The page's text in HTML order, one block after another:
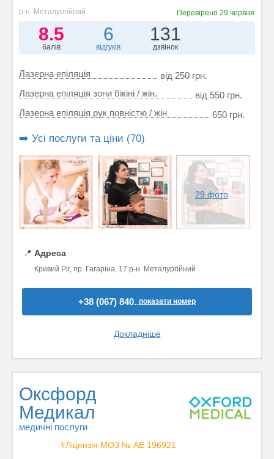
р-н. Металургійний Перевірено29 червня
8.5
балів
6
відгуків
131
дзвінок
Лазерна епіляція
від 250 грн.
Лазерна епіляція зони бікіні / жін.
від 550 грн.
Лазерна епіляція рук повністю / жін
650 грн.
➡️ Усі послуги та ціни (70)
29 фото
📍 Адреса
Кривий Ріг, пр. Гагаріна, 17 р-н. Металургійний
+38 (067) 840..показати номер
Докладніше
Оксфорд
Медикал
медичні послуги
⚕️Ліцензія МОЗ № АЕ 196921